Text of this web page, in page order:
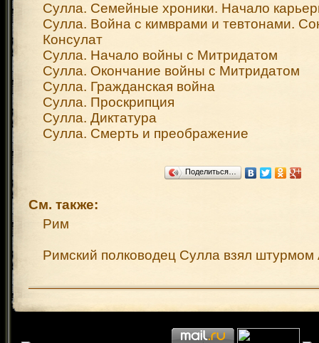
Сулла. Семейные хроники. Начало
Сулла. Война с кимврами и тевтонами.
Консулат
Сулла. Начало войны с Митридатом
Сулла. Окончание войны с Митридатом
Сулла. Гражданская война
Сулла. Проскрипция
Сулла. Диктатура
Сулла. Смерть и преображение
Поделиться…
См. также:
Рим
Римский полководец Сулла взял